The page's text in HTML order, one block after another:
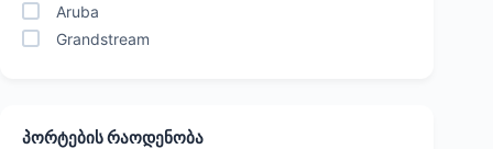
Aruba
Grandstream
ᲞᲝᲠᲢᲔᲑᲘᲡ ᲠᲐᲝᲓᲔᲜᲝᲑᲐ